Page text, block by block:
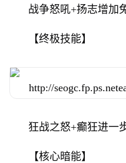
战争怒吼+扬志增加
【终极技能】
狂战之怒+癫狂进一
【核心暗能】